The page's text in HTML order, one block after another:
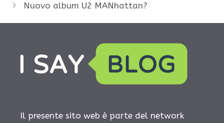
Nuovo album U2 MANhattan?
Il presente sito web è parte del network